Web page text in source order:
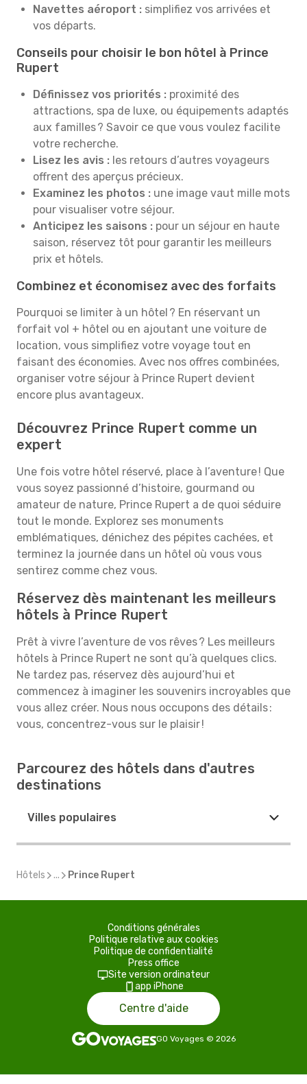
Navettes aéroport : simplifiez vos arrivées et
vos départs.
Conseils pour choisir le bon hôtel à Prince
Rupert
Définissez vos priorités : proximité des
attractions, spa de luxe, ou équipements adaptés
aux familles ? Savoir ce que vous voulez facilite
votre recherche.
Lisez les avis : les retours d’autres voyageurs
offrent des aperçus précieux.
Examinez les photos : une image vaut mille mots
pour visualiser votre séjour.
Anticipez les saisons : pour un séjour en haute
saison, réservez tôt pour garantir les meilleurs
prix et hôtels.
Combinez et économisez avec des forfaits
Pourquoi se limiter à un hôtel ? En réservant un
forfait vol + hôtel ou en ajoutant une voiture de
location, vous simplifiez votre voyage tout en
faisant des économies. Avec nos offres combinées,
organiser votre séjour à Prince Rupert devient
encore plus avantageux.
Découvrez Prince Rupert comme un
expert
Une fois votre hôtel réservé, place à l’aventure ! Que
vous soyez passionné d’histoire, gourmand ou
amateur de nature, Prince Rupert a de quoi séduire
tout le monde. Explorez ses monuments
emblématiques, dénichez des pépites cachées, et
terminez la journée dans un hôtel où vous vous
sentirez comme chez vous.
Réservez dès maintenant les meilleurs
hôtels à Prince Rupert
Prêt à vivre l’aventure de vos rêves ? Les meilleurs
hôtels à Prince Rupert ne sont qu’à quelques clics.
Ne tardez pas, réservez dès aujourd’hui et
commencez à imaginer les souvenirs incroyables que
vous allez créer. Nous nous occupons des détails :
vous, concentrez-vous sur le plaisir !
Parcourez des hôtels dans d'autres
destinations
Villes populaires
Hôtels ... Prince Rupert
Conditions générales
Politique relative aux cookies
Politique de confidentialité
Press office
Site version ordinateur
app iPhone
Centre d'aide
GO Voyages © 2026